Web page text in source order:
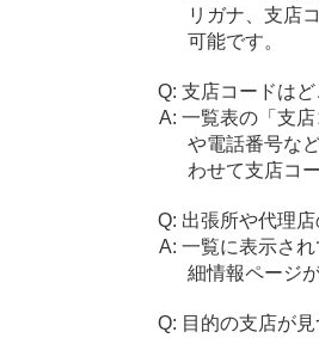
リガナ、支店
可能です。
支店コードは
一覧表の「支
や電話番号な
わせて支店コ
出張所や代理
一覧に表示さ
細情報ページ
目的の支店が